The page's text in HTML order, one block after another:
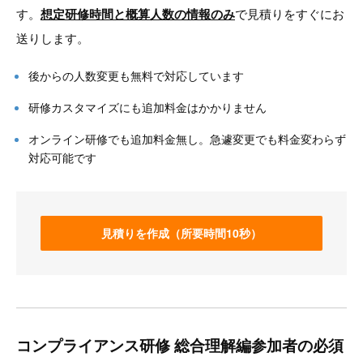
す。 想定研修時間と概算人数の情報のみで見積りをすぐにお
送りします。
後からの人数変更も無料で対応しています
研修カスタマイズにも追加料金はかかりません
オンライン研修でも追加料金無し。急遽変更でも料金変わらず
対応可能です
見積りを作成（所要時間10秒）
コンプライアンス研修 総合理解編参加者の必須